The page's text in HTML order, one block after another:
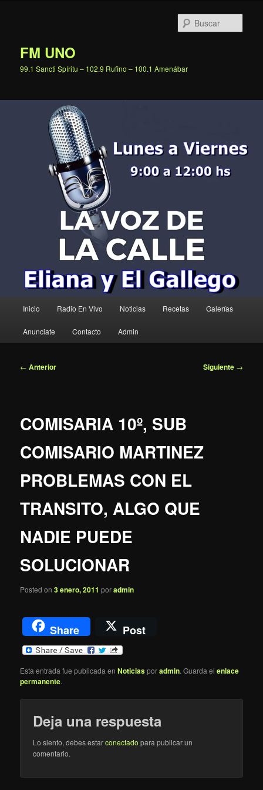
FM UNO
99.1 Sancti Spíritu – 102.9 Rufino – 100.1 Amenábar
principal
Inicio Radio En Vivo Noticias Recetas Galerías
Anunciate Contacto Admin
Navegación
← Anterior Siguiente →
COMISARIA 10º, SUB
COMISARIO MARTINEZ
PROBLEMAS CON EL
TRANSITO, ALGO QUE
NADIE PUEDE
SOLUCIONAR
Posted on3 enero, 2011 poradmin
Share Post
Esta entrada fue publicada enNoticiasporadmin. Guarda elenlace
permanente.
Deja una respuesta
Lo siento, debes estarconectado para publicar un
comentario.